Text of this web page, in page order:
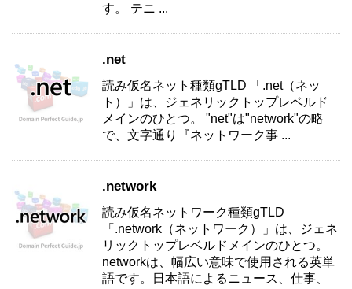
す。 テニ ...
.net
読み仮名ネット種類gTLD 「.net（ネッ
ト）」は、ジェネリックトップレベルド
メインのひとつ。 "net"は"network"の略
で、文字通り『ネットワーク事 ...
.network
読み仮名ネットワーク種類gTLD
「.network（ネットワーク）」は、ジェネ
リックトップレベルドメインのひとつ。
networkは、幅広い意味で使用される英単
語です。日本語によるニュース、仕事、